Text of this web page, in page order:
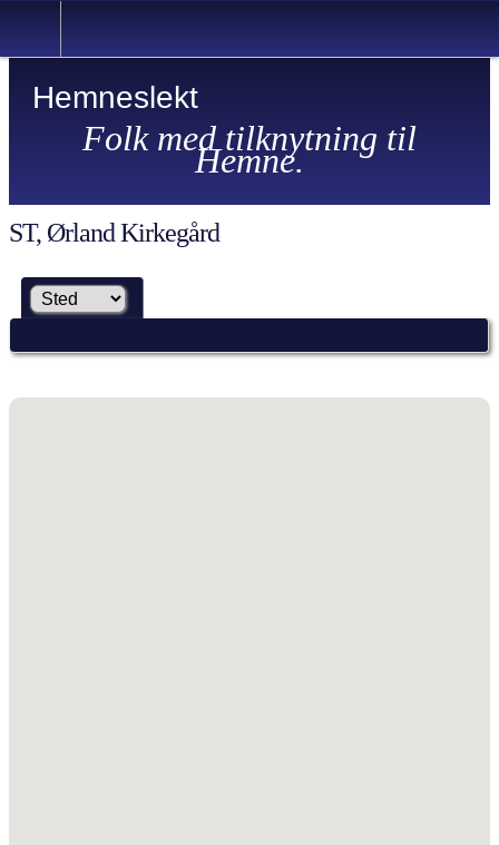
Hemneslekt
Folk med tilknytning til
Hemne.
ST, Ørland Kirkegård